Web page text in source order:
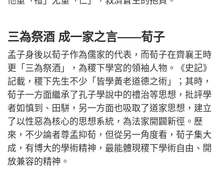
三為祭酒 成一家之言——荀子
孟子身後以荀子作為儒家的代表，而荀子在齊襄王時
更「三為祭酒」，為稷下學宮的領袖人物。《史記》
記載，稷下先生不少「皆學黃老道德之術」；其時，
荀子一方面繼承了孔子學說中的禮治等思想，批評學
者如慎到、田駢，另一方面也吸取了道家思想，建立
了以性惡為核心的思想系統，為法家開闢新徑。歷
來，不少論者尊孟抑荀，但從另一角度看，荀子集大
成，有博大的學術精神，最能體現稷下學術自由、開
放兼容的精神。